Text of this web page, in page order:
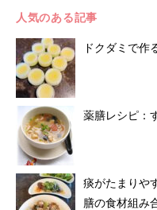
人気のある記事
ドクダミで作
薬膳レシピ：
痰がたまりや
膳の食材組み